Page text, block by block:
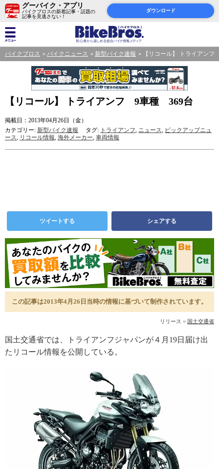
グーバイク・アプリ
バイクブロスの新着記事・話題の
記事を見逃さない！
ダウンロード
バイクブロス バイクニュース 新型バイク速報 【リコール】 トライアン
【リコール】 トライアンフ 9車種 369台
掲載日：2013年04月26日（金）
カテゴリー: 新型バイク速報 タグ: トライアンフ, ニュース, ピックアップニュ
ース, リコール情報, 海外メーカー, 車両情報
ツイートする シェアする
この記事は2013年4月26日当時の情報に基づいて制作されています。
リリース = 国土交通省
国土交通省では、トライアンフジャパンが４月19日届け出
たリコール情報を公開している。